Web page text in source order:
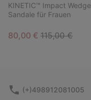
KINETIC™ Impact Wedge
Sandale für Frauen
Sale price:
80,00 € Regular price:
115,00 €
(+)498912081005